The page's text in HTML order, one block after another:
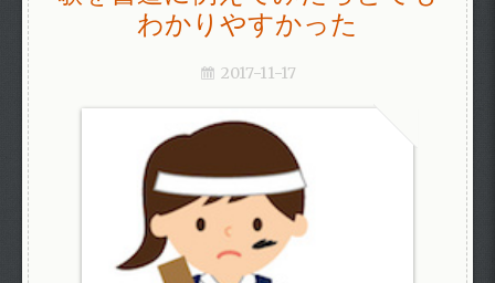
わかりやすかった
2017-11-17